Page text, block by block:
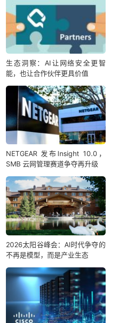
生态洞察：AI让网络安全更智
能，也让合作伙伴更具价值
NETGEAR 发布Insight 10.0，
SMB 云网管理赛道争夺再升级
2026太阳谷峰会：AI时代争夺的
不再是模型，而是产业生态